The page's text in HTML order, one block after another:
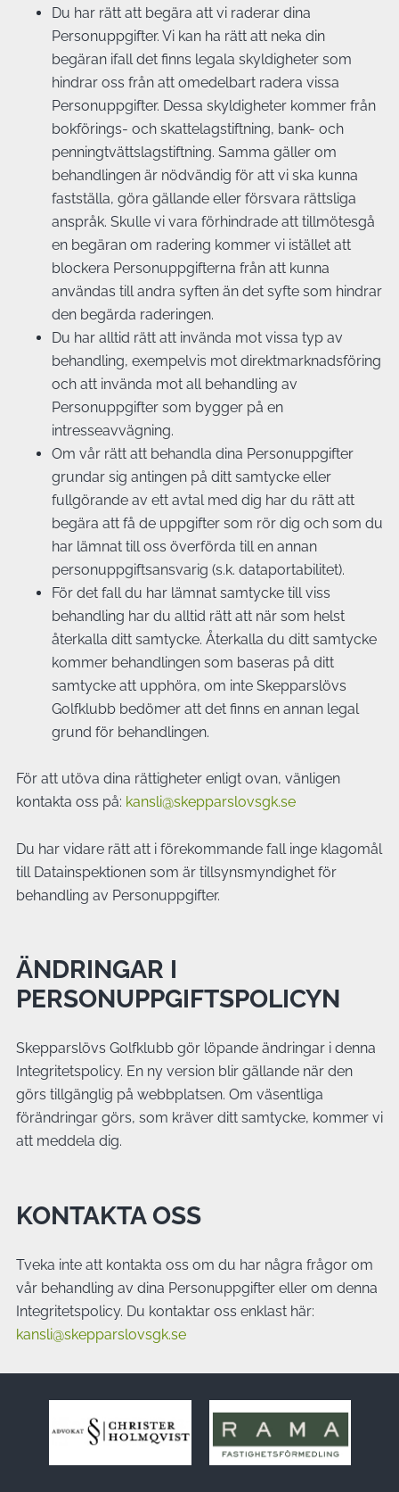
Du har rätt att begära att vi raderar dina
Personuppgifter. Vi kan ha rätt att neka din
begäran ifall det finns legala skyldigheter som
hindrar oss från att omedelbart radera vissa
Personuppgifter. Dessa skyldigheter kommer från
bokförings- och skattelagstiftning, bank- och
penningtvättslagstiftning. Samma gäller om
behandlingen är nödvändig för att vi ska kunna
fastställa, göra gällande eller försvara rättsliga
anspråk. Skulle vi vara förhindrade att tillmötesgå
en begäran om radering kommer vi istället att
blockera Personuppgifterna från att kunna
användas till andra syften än det syfte som hindrar
den begärda raderingen.
Du har alltid rätt att invända mot vissa typ av
behandling, exempelvis mot direktmarknadsföring
och att invända mot all behandling av
Personuppgifter som bygger på en
intresseavvägning.
Om vår rätt att behandla dina Personuppgifter
grundar sig antingen på ditt samtycke eller
fullgörande av ett avtal med dig har du rätt att
begära att få de uppgifter som rör dig och som du
har lämnat till oss överförda till en annan
personuppgiftsansvarig (s.k. dataportabilitet).
För det fall du har lämnat samtycke till viss
behandling har du alltid rätt att när som helst
återkalla ditt samtycke. Återkalla du ditt samtycke
kommer behandlingen som baseras på ditt
samtycke att upphöra, om inte Skepparslövs
Golfklubb bedömer att det finns en annan legal
grund för behandlingen.
För att utöva dina rättigheter enligt ovan, vänligen
kontakta oss på: kansli@skepparslovsgk.se
Du har vidare rätt att i förekommande fall inge klagomål
till Datainspektionen som är tillsynsmyndighet för
behandling av Personuppgifter.
ÄNDRINGAR I
PERSONUPPGIFTSPOLICYN
Skepparslövs Golfklubb gör löpande ändringar i denna
Integritetspolicy. En ny version blir gällande när den
görs tillgänglig på webbplatsen. Om väsentliga
förändringar görs, som kräver ditt samtycke, kommer vi
att meddela dig.
KONTAKTA OSS
Tveka inte att kontakta oss om du har några frågor om
vår behandling av dina Personuppgifter eller om denna
Integritetspolicy. Du kontaktar oss enklast här:
kansli@skepparslovsgk.se